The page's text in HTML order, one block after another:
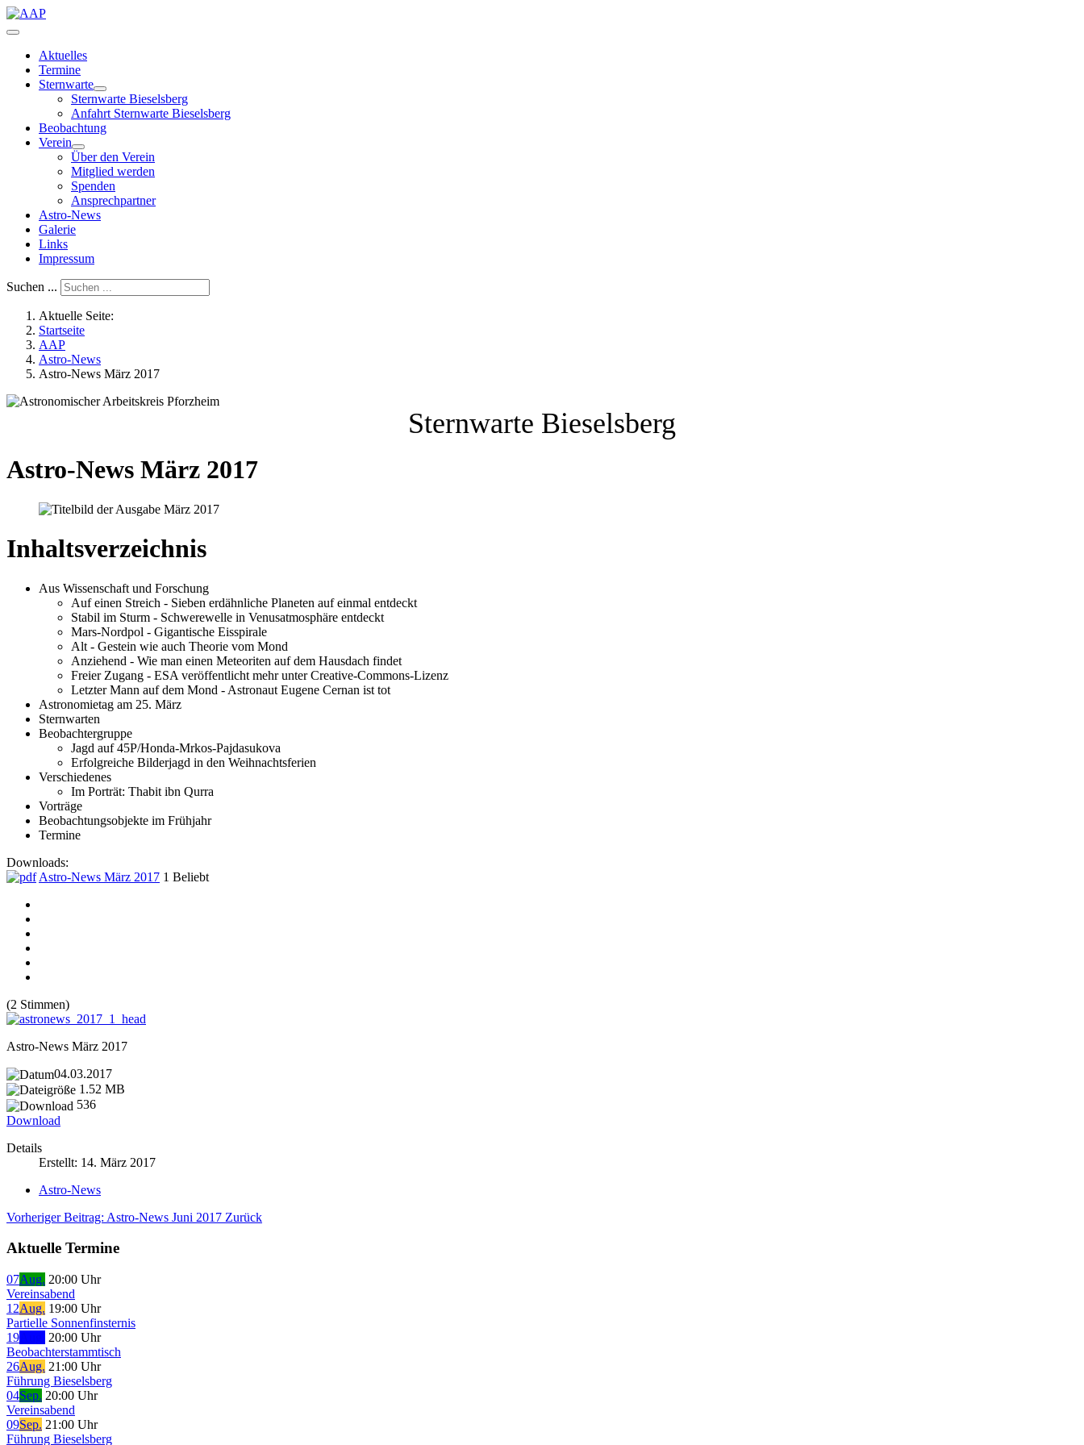
Aktuelles
Termine
Sternwarte
Sternwarte Bieselsberg
Anfahrt Sternwarte Bieselsberg
Beobachtung
Verein
Über den Verein
Mitglied werden
Spenden
Ansprechpartner
Astro-News
Galerie
Links
Impressum
Suchen ...
Aktuelle Seite:
Startseite
AAP
Astro-News
Astro-News März 2017
Sternwarte Bieselsberg
Astro-News März 2017
Inhaltsverzeichnis
Aus Wissenschaft und Forschung
Auf einen Streich - Sieben erdähnliche Planeten auf einmal entdeckt
Stabil im Sturm - Schwerewelle in Venusatmosphäre entdeckt
Mars-Nordpol - Gigantische Eisspirale
Alt - Gestein wie auch Theorie vom Mond
Anziehend - Wie man einen Meteoriten auf dem Hausdach findet
Freier Zugang - ESA veröffentlicht mehr unter Creative-Commons-Lizenz
Letzter Mann auf dem Mond - Astronaut Eugene Cernan ist tot
Astronomietag am 25. März
Sternwarten
Beobachtergruppe
Jagd auf 45P/Honda-Mrkos-Pajdasukova
Erfolgreiche Bilderjagd in den Weihnachtsferien
Verschiedenes
Im Porträt: Thabit ibn Qurra
Vorträge
Beobachtungsobjekte im Frühjahr
Termine
Downloads:
Astro-News März 2017 1 Beliebt
(2 Stimmen)
Astro-News März 2017
04.03.2017
1.52 MB
536
Download
Details
Erstellt: 14. März 2017
Astro-News
Vorheriger Beitrag: Astro-News Juni 2017 Zurück
Aktuelle Termine
07Aug. 20:00 Uhr
Vereinsabend
12Aug. 19:00 Uhr
Partielle Sonnenfinsternis
19
20:00 Uhr
Beobachterstammtisch
26Aug. 21:00 Uhr
Führung Bieselsberg
04Sep. 20:00 Uhr
Vereinsabend
09Sep. 21:00 Uhr
Führung Bieselsberg